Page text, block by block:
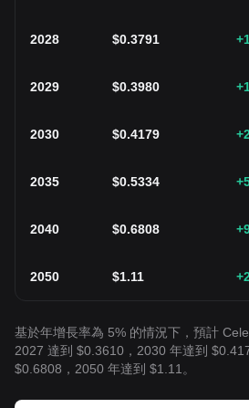
2028 $0.3791
2029 $0.3980
2030 $0.4179
2035 $0.5334
2040 $0.6808
2050 $1.11
基於年增長率為 5% 的情況下，預計
2027 達到 $0.3610，2030 年達到
$0.6808，2050 年達到 $1.11。